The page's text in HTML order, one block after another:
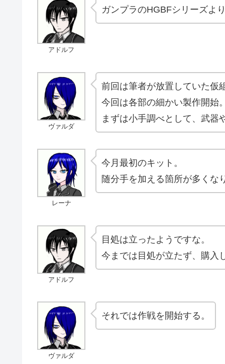
アドルフ
ガンプラのHGBFシリーズよ
ヴァルダ
前回は筆者が放置していた仮
今回は各部の細かい製作開始
まずは小手調べとして、武器
レーナ
今月最初のキット。
随分手を加える箇所が多くな
アドルフ
目処は立ったようですな。
今までは目処が立たず、購入
ヴァルダ
それでは作戦を開始する。